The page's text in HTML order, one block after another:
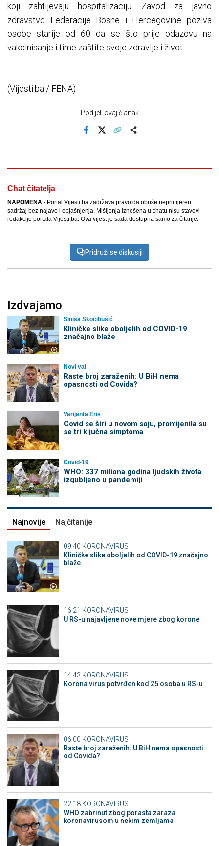
koji zahtijevaju hospitalizaciju. Zavod za javno
zdravstvo Federacije Bosne i Hercegovine poziva
osobe starije od 60 da se što prije odazovu na
vakcinisanje i time zaštite svoje zdravlje i život.
(Vijesti.ba / FENA)
Podijeli ovaj članak
Chat čitatelja
NAPOMENA - Portal Vijesti.ba zadržava pravo da obriše neprimjeren
sadržaj bez najave i objašnjenja. Mišljenja iznešena u chatu nisu stavovi
redakcije portala Vijesti.ba. Ova vijest je sada dostupna samo za čitanje.
Pridruži se diskusiji
Izdvajamo
Siniša Skočibušić
Kliničke slike oboljelih od COVID-19
značajno blaže
Novi val
Raste broj zaraženih: U BiH nema
opasnosti od Covida?
Varijanta Eris
Covid se širi u novom soju, promijenila su
se tri ključna simptoma
Covid-19
WHO: 337 miliona godina ljudskih života
izgubljeno u pandemiji
Najnovije Najčitanije
09:40 KORONAVIRUS
Kliničke slike oboljelih od COVID-19 značajno
blaže
16:21 KORONAVIRUS
U RS-u najavljene nove mjere zbog korone
14:43 KORONAVIRUS
Korona virus potvrđen kod 25 osoba u RS-u
06:00 KORONAVIRUS
Raste broj zaraženih: U BiH nema opasnosti
od Covida?
22:18 KORONAVIRUS
WHO zabrinut zbog porasta zaraza
koronavirusom u nekim zemljama